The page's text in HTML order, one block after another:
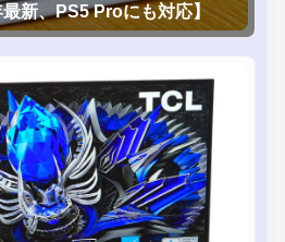
新、PS5 Proにも対応】